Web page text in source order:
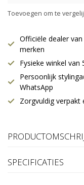
Toevoegen om te
Officiële dealer
merken
Fysieke winkel van
Persoonlijk
WhatsApp
Zorgvuldig verpakt
SPECIFICATIES